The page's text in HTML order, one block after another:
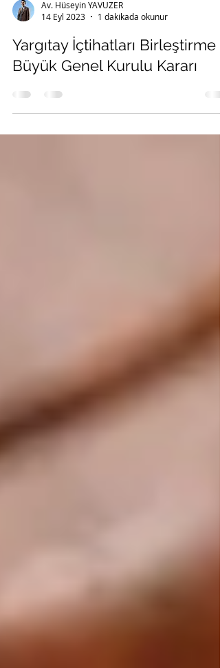
Av. Hüseyin YAVUZER
14 Eyl 2023
1 dakikada okunur
Yargıtay İçtihatları Birleştirme
Büyük Genel Kurulu Kararı